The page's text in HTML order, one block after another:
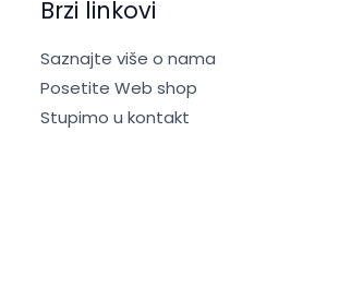
Brzi linkovi
Saznajte više o nama
Posetite Web shop
Stupimo u kontakt